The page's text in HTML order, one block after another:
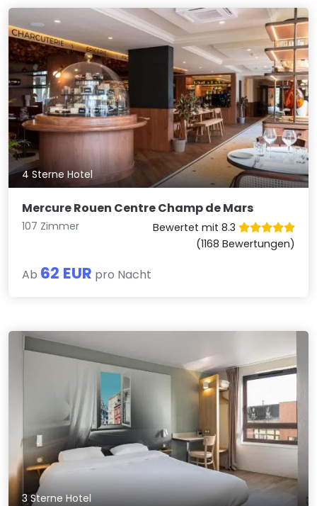
4 Sterne Hotel
Mercure Rouen Centre Champ de Mars
107 Zimmer
Bewertet mit 8.3
(1168 Bewertungen)
Ab 62 EUR pro Nacht
3 Sterne Hotel